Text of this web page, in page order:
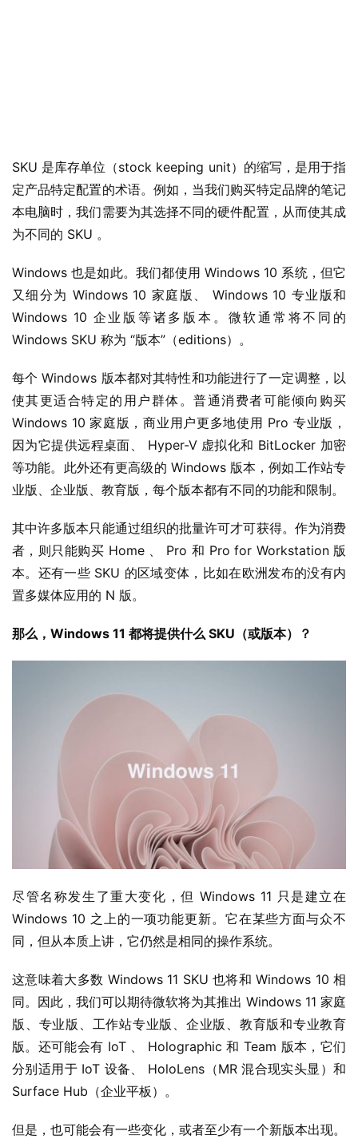
业
界
W
n
软
件
安
苹
果
关
于
SKU 是库存单位（stock keeping unit）的缩写，是用于指
定产品特定配置的术语。例如，当我们购买特定品牌的笔记
本电脑时，我们需要为其选择不同的硬件配置，从而使其成
为不同的 SKU 。
Windows 也是如此。我们都使用 Windows 10 系统，但它
又细分为 Windows 10 家庭版、 Windows 10 专业版和
Windows 10 企业版等诸多版本。微软通常将不同的
Windows SKU 称为 “版本”（editions）。
每个 Windows 版本都对其特性和功能进行了一定调整，以
使其更适合特定的用户群体。普通消费者可能倾向购买
Windows 10 家庭版，商业用户更多地使用 Pro 专业版，
因为它提供远程桌面、 Hyper-V 虚拟化和 BitLocker 加密
等功能。此外还有更高级的 Windows 版本，例如工作站专
业版、企业版、教育版，每个版本都有不同的功能和限制。
其中许多版本只能通过组织的批量许可才可获得。作为消费
者，则只能购买 Home 、 Pro 和 Pro for Workstation 版
本。还有一些 SKU 的区域变体，比如在欧洲发布的没有内
置多媒体应用的 N 版。
那么，Windows 11 都将提供什么 SKU（或版本）？
尽管名称发生了重大变化，但 Windows 11 只是建立在
Windows 10 之上的一项功能更新。它在某些方面与众不
同，但从本质上讲，它仍然是相同的操作系统。
这意味着大多数 Windows 11 SKU 也将和 Windows 10 相
同。因此，我们可以期待微软将为其推出 Windows 11 家庭
版、专业版、工作站专业版、企业版、教育版和专业教育
版。还可能会有 IoT 、 Holographic 和 Team 版本，它们
分别适用于 IoT 设备、 HoloLens（MR 混合现实头显）和
Surface Hub（企业平板）。
但是，也可能会有一些变化，或者至少有一个新版本出现。